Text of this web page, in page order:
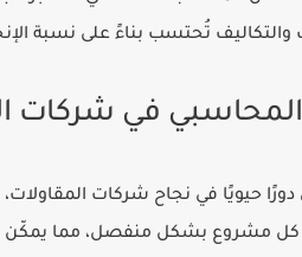
والتكاليف تُحتسب بناءً على نسبة
المحاسبي في شركات
حيويًا في نجاح شركات
كل مشروع بشكل منفصل، مما يمكّن